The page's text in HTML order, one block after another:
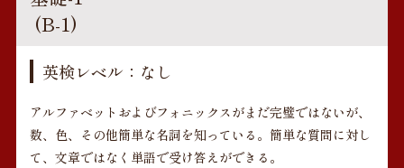
(B-1)
英検レベル：なし
アルファベットおよびフォニックスがまだ完璧ではないが、
数、色、その他簡単な名詞を知っている。簡単な質問に対し
て、文章ではなく単語で受け答えができる。